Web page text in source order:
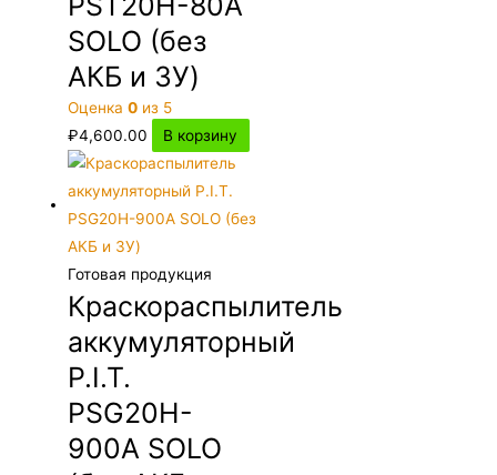
SOLO (без
АКБ и ЗУ)
Оценка0 из 5
₽4,600.00 В корзину
Готовая продукция
Краскораспылитель
аккумуляторный
P.I.T.
PSG20H-
900A SOLO